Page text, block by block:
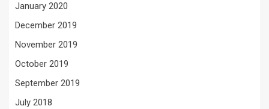
January 2020
December 2019
November 2019
October 2019
September 2019
July 2018